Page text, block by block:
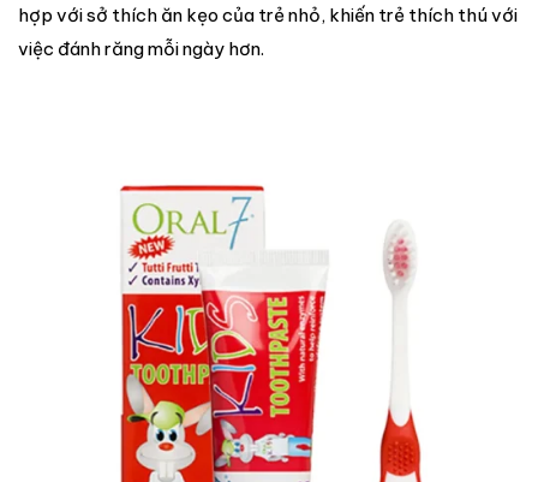
hợp với sở thích ăn kẹo của trẻ nhỏ, khiến trẻ thích thú với
việc đánh răng mỗi ngày hơn.